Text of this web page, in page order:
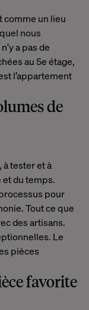
comme un lieu
nous
a pas de
au 5e étage,
l’appartement
de
à tester et à
et du temps.
pour
Tout ce que
des artisans.
Le
pièces
favorite